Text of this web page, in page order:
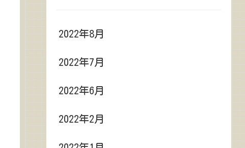
2022年8月
2022年7月
2022年6月
2022年2月